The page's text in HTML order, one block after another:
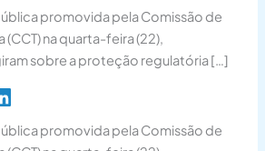
promovida pela Comissão de
(CCT) na quarta-feira (22),
sobre a proteção regulatória […]
promovida pela Comissão de